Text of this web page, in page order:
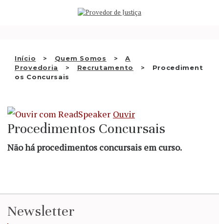
Início Quem Somos
A
Provedoria
Recrutamento
Procediment
os Concursais
QUEM SOMOS
RECOMENDAÇÕES E OUTRAS
DECISÕES
APRESENTAR QUEIXA
Ouvir
Procedimentos Concursais
Não há procedimentos concursais em curso.
Newsletter